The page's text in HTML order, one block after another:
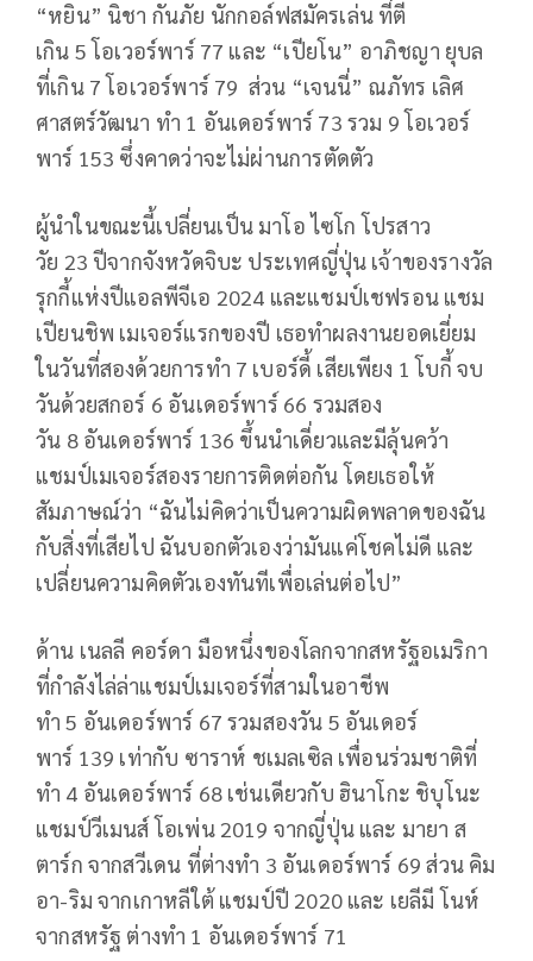
“หยิน” นิชา กันภัย นักกอล์ฟสมัครเล่น ที่ตี
เกิน 5โอเวอร์พาร์ 77 และ “เปียโน” อาภิชญา ยุบล
ที่เกิน 7โอเวอร์พาร์ 79 ส่วน “เจนนี่” ณภัทร เลิศ
ศาสตร์วัฒนา ทำ 1 อันเดอร์พาร์ 73 รวม 9โอเวอร์
พาร์ 153 ซึ่งคาดว่าจะไม่ผ่านการตัดตัว
ผู้นำในขณะนี้เปลี่ยนเป็น มาโอ ไซโก โปรสาว
วัย 23ปีจากจังหวัดจิบะ ประเทศญี่ปุ่น เจ้าของรางวัล
รุกกี้แห่งปีแอลพีจีเอ 2024 และแชมป์เชฟรอน แชม
เปียนชิพ เมเจอร์แรกของปี เธอทำผลงานยอดเยี่ยม
ในวันที่สองด้วยการทำ 7 เบอร์ดี้ เสียเพียง 1โบกี้ จบ
วันด้วยสกอร์ 6 อันเดอร์พาร์ 66 รวมสอง
วัน 8 อันเดอร์พาร์ 136 ขึ้นนำเดี่ยวและมีลุ้นคว้า
แชมป์เมเจอร์สองรายการติดต่อกัน โดยเธอให้
สัมภาษณ์ว่า “ฉันไม่คิดว่าเป็นความผิดพลาดของฉัน
กับสิ่งที่เสียไป ฉันบอกตัวเองว่ามันแค่โชคไม่ดี และ
เปลี่ยนความคิดตัวเองทันทีเพื่อเล่นต่อไป”
ด้าน เนลลี คอร์ดา มือหนึ่งของโลกจากสหรัฐอเมริกา
ที่กำลังไล่ล่าแชมป์เมเจอร์ที่สามในอาชีพ
ทำ5 อันเดอร์พาร์ 67รวมสองวัน 5 อันเดอร์
พาร์ 139 เท่ากับ ซาราห์ ชเมลเซิล เพื่อนร่วมชาติที่
ทำ 4 อันเดอร์พาร์ 68 เช่นเดียวกับ ฮินาโกะ ชิบุโนะ
แชมป์วีเมนส์ โอเพ่น 2019 จากญี่ปุ่น และ มายา ส
ตาร์ก จากสวีเดน ที่ต่างทำ 3 อันเดอร์พาร์ 69ส่วน คิม
อา-ริม จากเกาหลีใต้ แชมป์ปี 2020 และ เยลีมี โนห์
จากสหรัฐ ต่างทำ 1 อันเดอร์พาร์ 71